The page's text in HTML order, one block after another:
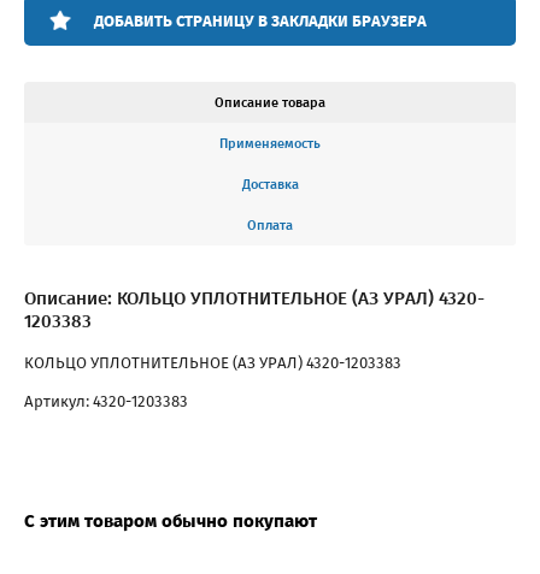
ДОБАВИТЬ СТРАНИЦУ В ЗАКЛАДКИ БРАУЗЕРА
Описание товара
Применяемость
Доставка
Оплата
Описание: КОЛЬЦО УПЛОТНИТЕЛЬНОЕ (АЗ УРАЛ) 4320-
1203383
КОЛЬЦО УПЛОТНИТЕЛЬНОЕ (АЗ УРАЛ) 4320-1203383
Артикул: 4320-1203383
С этим товаром обычно покупают